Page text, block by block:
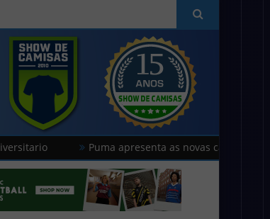
Puma apresenta as novas camisas do Stade de